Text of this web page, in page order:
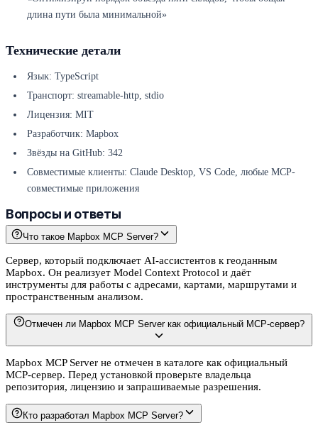
длина пути была минимальной»
Технические детали
Язык: TypeScript
Транспорт: streamable-http, stdio
Лицензия: MIT
Разработчик: Mapbox
Звёзды на GitHub: 342
Совместимые клиенты: Claude Desktop, VS Code, любые MCP-
совместимые приложения
Вопросы и ответы
Что такое Mapbox MCP Server?
Сервер, который подключает AI-ассистентов к геоданным
Mapbox. Он реализует Model Context Protocol и даёт
инструменты для работы с адресами, картами, маршрутами и
пространственным анализом.
Отмечен ли Mapbox MCP Server как официальный MCP-сервер?
Mapbox MCP Server не отмечен в каталоге как официальный
MCP-сервер. Перед установкой проверьте владельца
репозитория, лицензию и запрашиваемые разрешения.
Кто разработал Mapbox MCP Server?